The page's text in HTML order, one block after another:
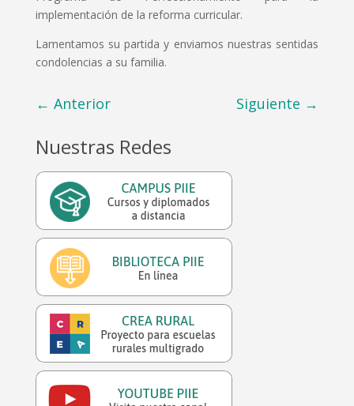
implementación de la reforma curricular.
Lamentamos su partida y enviamos nuestras sentidas
condolencias a su familia.
← Anterior Siguiente →
Nuestras Redes